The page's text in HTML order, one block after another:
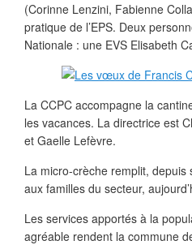
(Corinne Lenzini, Fabienne
pratique de l’EPS. Deux
Nationale : une EVS Elisabeth
La CCPC accompagne la
les vacances. La directrice est
et Gaelle Lefèvre.
La micro-crèche remplit,
aux familles du secteur,
Les services apportés à la
agréable rendent la commune